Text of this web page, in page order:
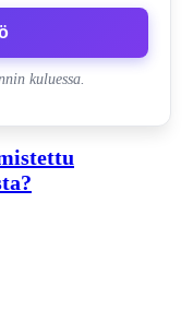
kuluessa.